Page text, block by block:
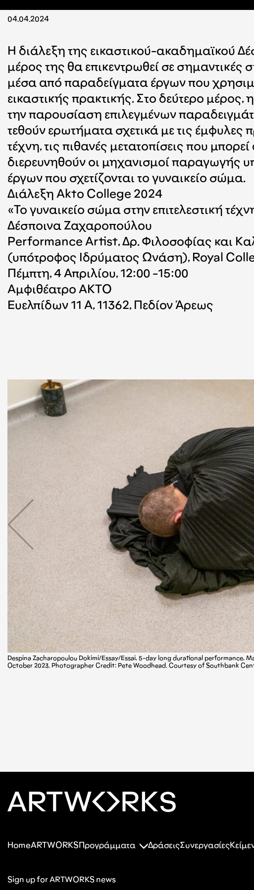
04.04.2024
Η διάλεξη της εικαστικού-ακαδημαϊκού
μέρος της θα επικεντρωθεί σε σημαντικές
μέσα από παραδείγματα έργων που
εικαστικής πρακτικής. Στο δεύτερο μέρος,
την παρουσίαση επιλεγμένων
τεθούν ερωτήματα σχετικά με τις έμφυλες
τέχνη, τις πιθανές μετατοπίσεις που
διερευνηθούν οι μηχανισμοί παραγωγής
έργων που σχετίζονται το γυναικείο σώμα.
Διάλεξη Akto College 2024
«Το γυναικείο σώμα στην επιτελεστική
Δέσποινα Ζαχαροπούλου
Performance Artist, Δρ. Φιλοσοφίας και
(υπότροφος Ιδρύματος Ωνάση), Royal
Πέμπτη, 4 Απριλίου, 12:00 -15:00
Αμφιθέατρο ΑΚΤΟ
Ευελπίδων 11 Α, 11362, Πεδίον Άρεως
Despina Zacharopoulou Dokimi/Essay/Essai, 5-day long durational performance,
October 2023. Photographer Credit: Pete Woodhead. Courtesy of Southbank
HomeARTWORKSΠρογράμματα ΔράσειςΣυνεργασίες
Sign up for ARTWORKS news